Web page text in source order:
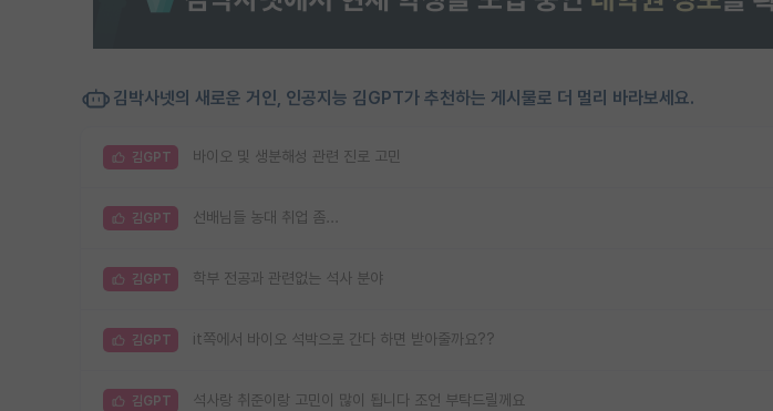
김박사넷의 새로운 거인, 인공지능 김GPT가 추천하는 게시물로 더 멀리 바라보세요.
김GPT 바이오 및 생분해성 관련 진로 고민
김GPT 선배님들 농대 취업 좀...
김GPT 학부 전공과 관련없는 석사 분야
김GPT it쪽에서 바이오 석박으로 간다 하면 받아줄까요??
김GPT 석사랑 취준이랑 고민이 많이 됩니다 조언 부탁드릴께요